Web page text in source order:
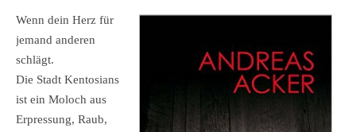
Wenn dein Herz für
jemand anderen
schlägt.
Die Stadt Kentosians
ist ein Moloch aus
Erpressung, Raub,